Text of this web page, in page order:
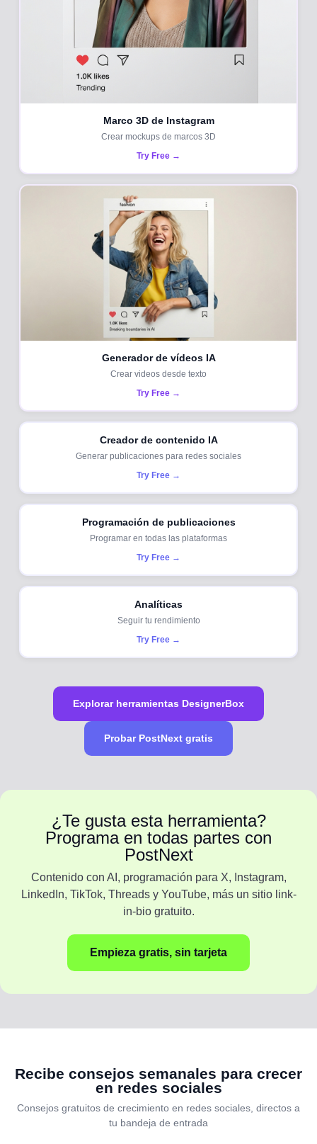
Marco 3D de Instagram
Crear mockups de marcos 3D
Try Free →
Generador de vídeos IA
Crear videos desde texto
Try Free →
Creador de contenido IA
Generar publicaciones para redes sociales
Try Free →
Programación de publicaciones
Programar en todas las plataformas
Try Free →
Analíticas
Seguir tu rendimiento
Try Free →
Explorar herramientas DesignerBox
Probar PostNext gratis
¿Te gusta esta herramienta?
Programa en todas partes con
PostNext
Contenido con AI, programación para X, Instagram,
LinkedIn, TikTok, Threads y YouTube, más un sitio link-
in-bio gratuito.
Empieza gratis, sin tarjeta
Recibe consejos semanales para crecer
en redes sociales
Consejos gratuitos de crecimiento en redes sociales, directos a
tu bandeja de entrada